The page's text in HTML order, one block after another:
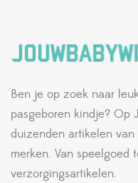
Ben je op zoek naar
pasgeboren kindje? Op
duizenden artikelen
merken. Van
verzorgingsartikelen.